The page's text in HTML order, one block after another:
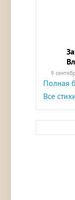
9
Полная
Все